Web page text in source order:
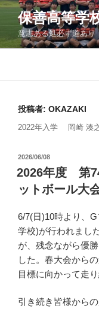
コ
ン
保善高等学
意志ある処必ず道あり
投稿者: OKAZAKI
2022年入学 岡崎 湊
投
稿
日:
2026/06/08
2026年度 第
ットボール
6/7(日)10時より、
学校)が行われまし
が、残念ながら優
した。春大会から
目標に向かって走り
引き続き皆様から